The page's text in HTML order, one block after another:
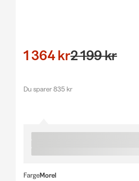
1 364 kr2 199 kr
Du sparer 835 kr
FargeMorel